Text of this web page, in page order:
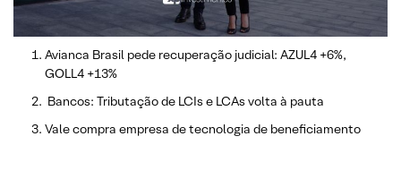
Avianca Brasil pede recuperação judicial: AZUL4 +6%,
GOLL4 +13%
Bancos: Tributação de LCIs e LCAs volta à pauta
Vale compra empresa de tecnologia de beneficiamento